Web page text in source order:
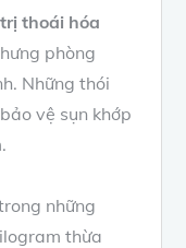
thoái hóa
phòng
Những thói
vệ sụn khớp
những
thừa